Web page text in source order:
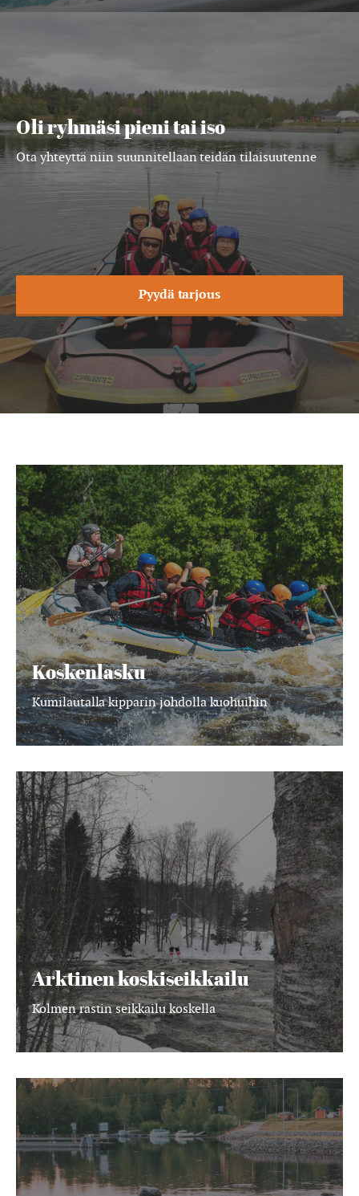
Oli ryhmäsi pieni tai iso
Ota yhteyttä niin suunnitellaan teidän tilaisuutenne
Pyydä tarjous
Koskenlasku
Koskenlasku
Kumilautalla kipparin johdolla kuohuihin
Arktinen
koskiseikkailu
Arktinen koskiseikkailu
Kolmen rastin seikkailu koskella
Kuusaankosken
ylitys